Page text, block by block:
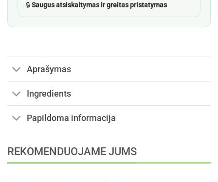
🔒Saugus atsiskaitymas ir greitas pristatymas
Aprašymas
Ingredients
Papildoma informacija
REKOMENDUOJAME JUMS